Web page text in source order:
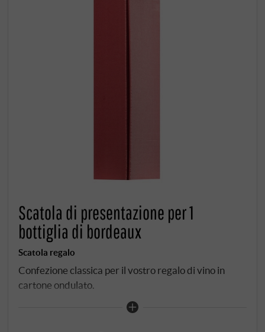
Scatola di presentazione per 1
bottiglia di bordeaux
Scatola regalo
Confezione classica per il vostro regalo di vino in
cartone ondulato.